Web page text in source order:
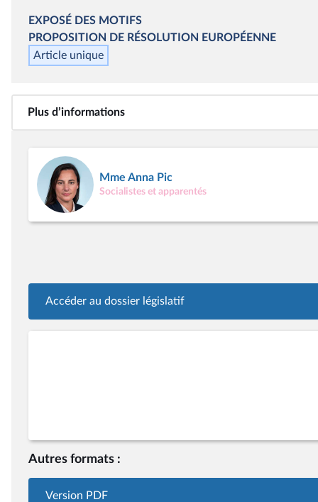
EXPOSÉ DES MOTIFS
PROPOSITION DE RÉSOLUTION EUROPÉENNE
Article unique
Plus d’informations
Mme Anna Pic
Socialistes et apparentés
Accéder au dossier législatif
Autres formats :
Version PDF